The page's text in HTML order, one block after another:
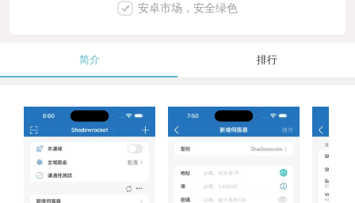
安卓市场，安全绿色
简介 排行